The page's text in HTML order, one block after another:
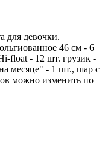
для девочки.
46 см - 6
float - 12 шт. грузик -
месяце" - 1 шт., шар с
можно изменить по